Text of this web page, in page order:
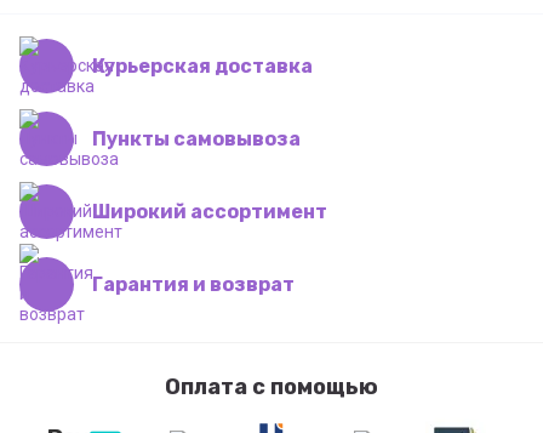
Курьерская доставка
Пункты самовывоза
Широкий ассортимент
Гарантия и возврат
Оплата с помощью